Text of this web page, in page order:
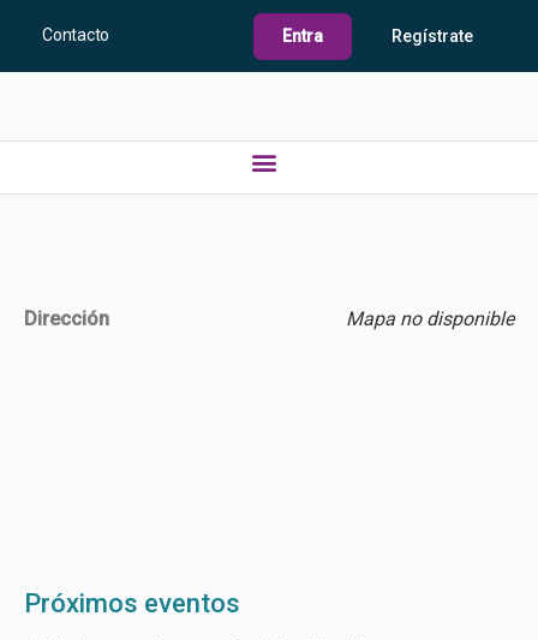
Contacto Entra Regístrate
Mapa no disponible
Dirección
Próximos eventos